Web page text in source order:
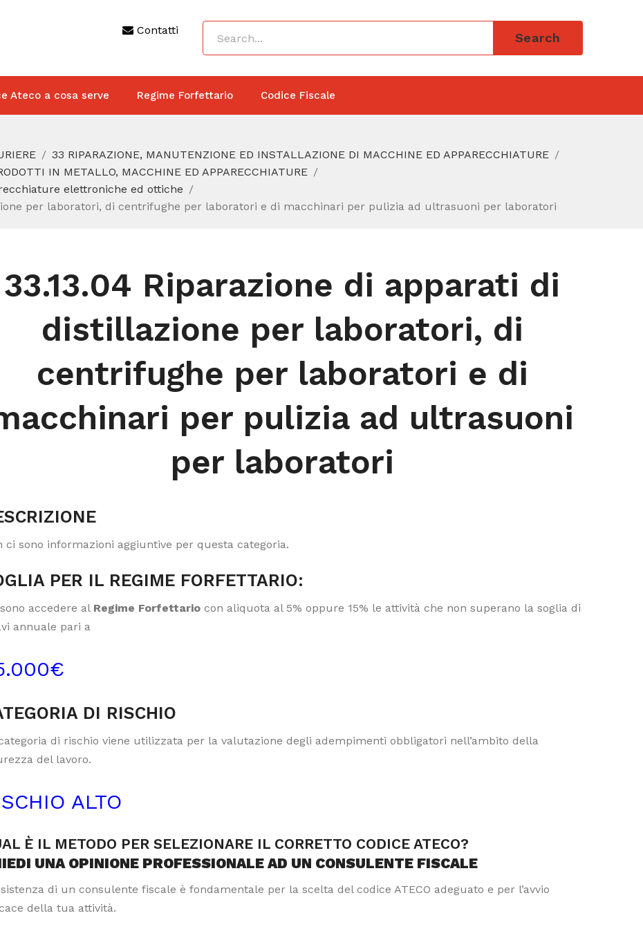
Contatti
Search
Ateco a cosa serve Regime Forfettario Codice Fiscale
33 RIPARAZIONE, MANUTENZIONE ED INSTALLAZIONE DI MACCHINE ED APPARECCHIATURE
IN METALLO, MACCHINE ED APPARECCHIATURE
elettroniche ed ottiche
per laboratori, di centrifughe per laboratori e di macchinari per pulizia ad ultrasuoni per laboratori
33.13.04 Riparazione di apparati di
distillazione per laboratori, di
centrifughe per laboratori e di
per pulizia ad ultrasuoni
per laboratori
ci sono informazioni aggiuntive per questa categoria.
PER IL REGIME FORFETTARIO:
accedere al Regime Forfettario con aliquota al 5% oppure 15% le attività che non superano la soglia di
annuale pari a
DI RISCHIO
di rischio viene utilizzata per la valutazione degli adempimenti obbligatori nell’ambito della
del lavoro.
ALTO
È IL METODO PER SELEZIONARE IL CORRETTO CODICE ATECO?
UNA OPINIONE PROFESSIONALE AD UN CONSULENTE FISCALE
di un consulente fiscale è fondamentale per la scelta del codice ATECO adeguato e per l’avvio
della tua attività.